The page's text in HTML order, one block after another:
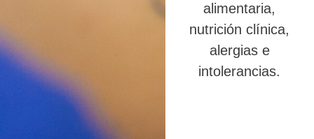
alimentaria,
nutrición clínica,
alergias e
intolerancias.